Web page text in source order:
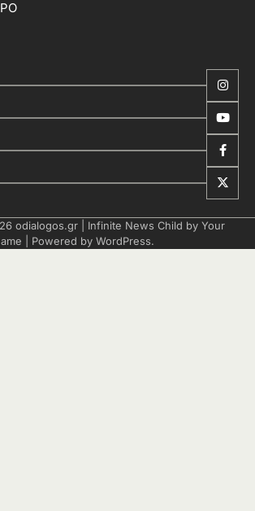
odialogos.gr | Infinite News Child by Your
| Powered by WordPress.